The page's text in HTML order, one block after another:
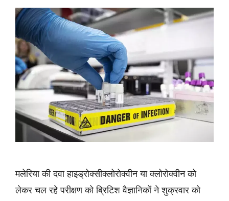
मलेरिया की दवा हाइड्रोक्सीक्लोरोक्वीन या क्लोरोक्वीन को
लेकर चल रहे परीक्षण को ब्रिटिश वैज्ञानिकों ने शुक्रवार को